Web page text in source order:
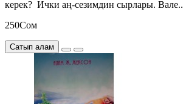
керек? Ички аң-сезимдин сырлары. Вале..
250Сом
Сатып алам